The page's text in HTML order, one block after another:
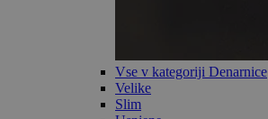
Vse v kategoriji Denarnice
Velike
Slim